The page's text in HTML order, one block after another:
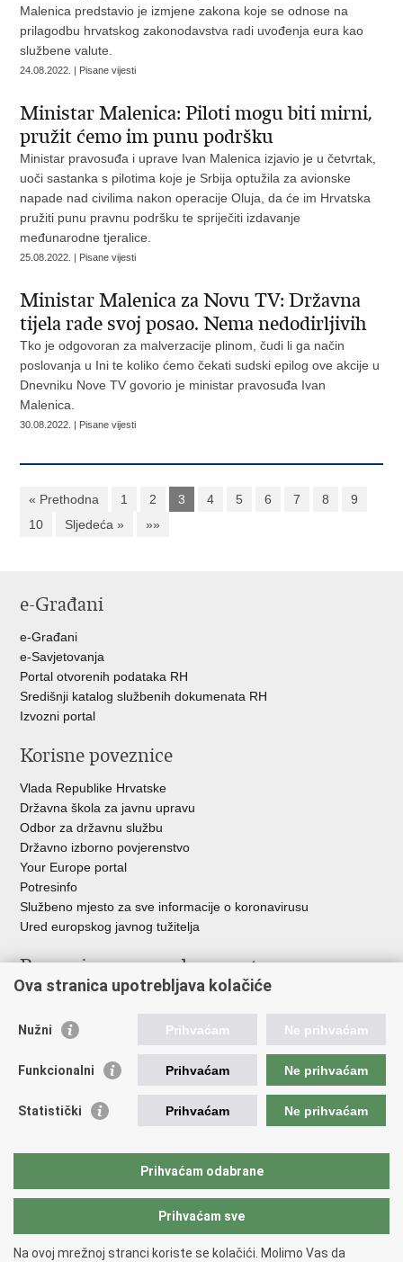
Malenica predstavio je izmjene zakona koje se odnose na
prilagodbu hrvatskog zakonodavstva radi uvođenja eura kao
službene valute.
24.08.2022. | Pisane vijesti
Ministar Malenica: Piloti mogu biti mirni,
pružit ćemo im punu podršku
Ministar pravosuđa i uprave Ivan Malenica izjavio je u četvrtak,
uoči sastanka s pilotima koje je Srbija optužila za avionske
napade nad civilima nakon operacije Oluja, da će im Hrvatska
pružiti punu pravnu podršku te spriječiti izdavanje
međunarodne tjeralice.
25.08.2022. | Pisane vijesti
Ministar Malenica za Novu TV: Državna
tijela rade svoj posao. Nema nedodirljivih
Tko je odgovoran za malverzacije plinom, čudi li ga način
poslovanja u Ini te koliko ćemo čekati sudski epilog ove akcije u
Dnevniku Nove TV govorio je ministar pravosuđa Ivan
Malenica.
30.08.2022. | Pisane vijesti
« Prethodna 1 2 3 4 5 6 7 8
9
10
Sljedeća » »»
e-Građani
e-Građani
e-Savjetovanja
Portal otvorenih podataka RH
Središnji katalog službenih dokumenata RH
Izvozni portal
Korisne poveznice
Vlada Republike Hrvatske
Državna škola za javnu upravu
Odbor za državnu službu
Državno izborno povjerenstvo
Your Europe portal
Potresinfo
Službeno mjesto za sve informacije o koronavirusu
Ured europskog javnog tužitelja
Poveznice pravosudnog sustava
Državno odvjetništvo
Ured za suzbijanje korupcije i organiziranog kriminaliteta
Državnoodvjetničko vijeće
Hrvatska odvjetnička komora
Europski pravosudni portal
Copyright © 2026 Ministarstvo pravosuđa, uprave i digitalne
Ova stranica upotrebljava kolačiće
Nužni Prihvaćam Ne prihvaćam
Funkcionalni Prihvaćam Ne prihvaćam
Statistički Prihvaćam Ne prihvaćam
Prihvaćam odabrane
Prihvaćam sve
Na ovoj mrežnoj stranci koriste se kolačići. Molimo Vas da